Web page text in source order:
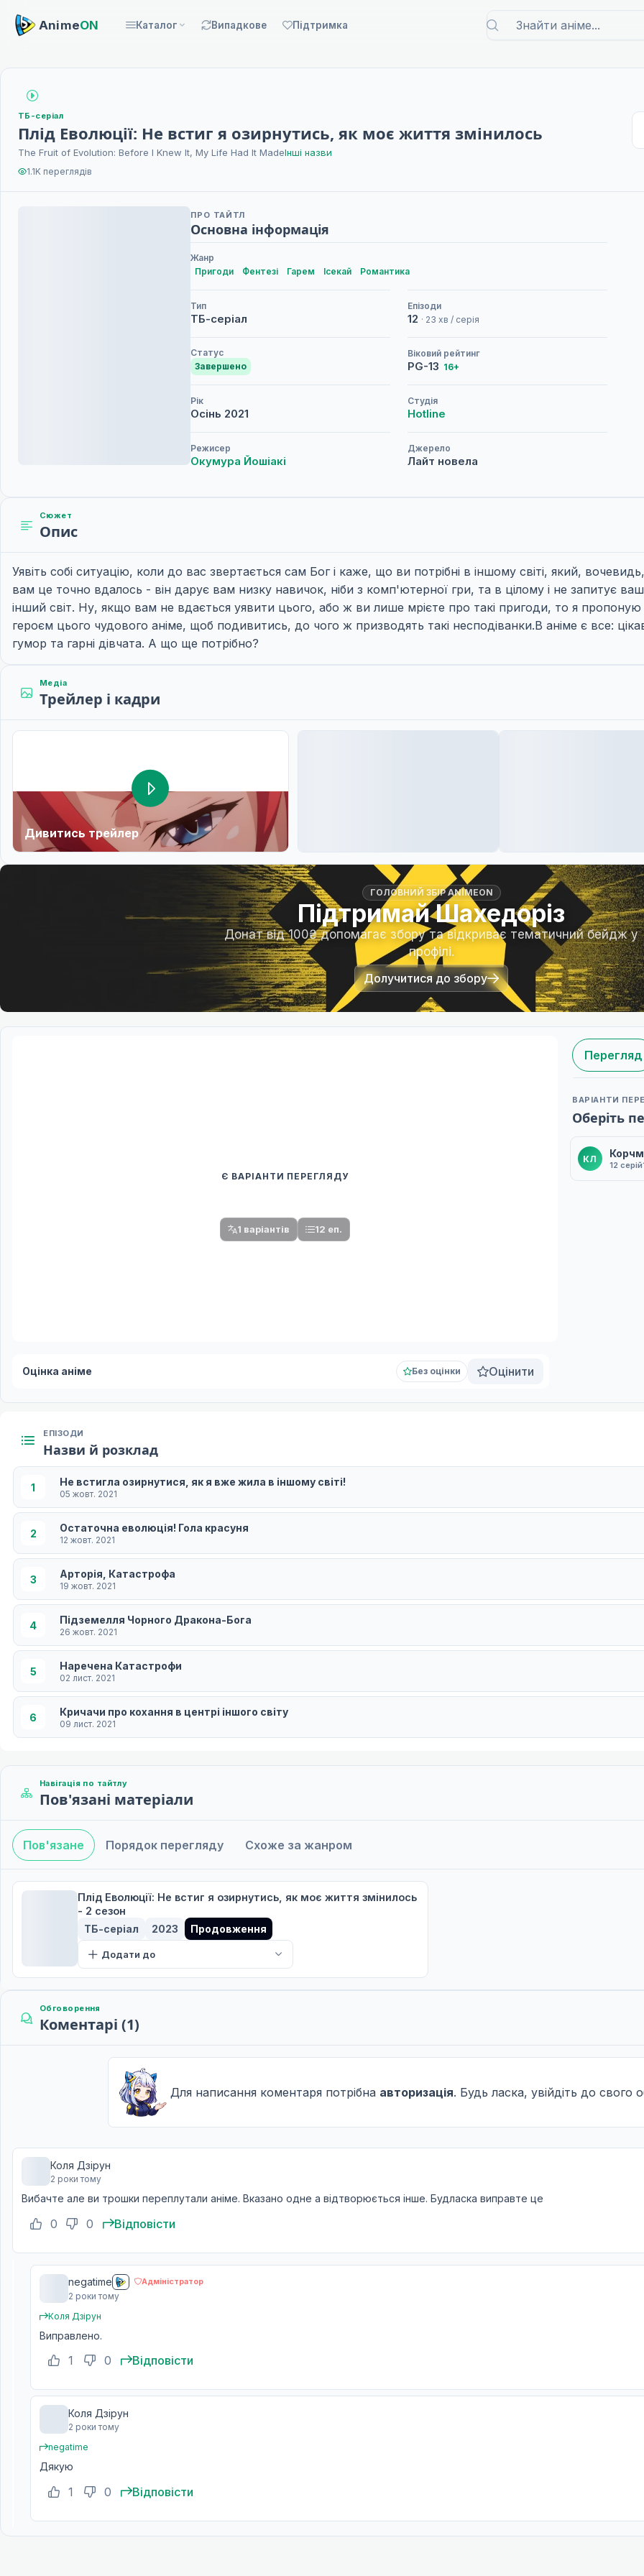
AnimeON Каталог Випадкове Підтримка
ТБ-серіал
Плід Еволюції: Не встиг я озирнутись, як моє життя змінилось
The Fruit of Evolution: Before I Knew It, My Life Had It MadeІнші назви
1.1K переглядів
ПРО ТАЙТЛ
Основна інформація
Жанр
Пригоди
Фентезі Гарем Ісекай Романтика
Тип
ТБ-серіал
Епізоди
12 · 23 хв / серія
Статус
Завершено
Віковий рейтинг
PG-13 16+
Рік
Осінь 2021
Студія
Hotline
Режисер
Окумура Йошіакі
Джерело
Лайт новела
Сюжет
Опис
Уявіть собі ситуацію, коли до вас звертається сам Бог і каже, що ви потрібні в іншому світі, який,
вам це точно вдалось - він дарує вам низку навичок, ніби з комп'ютерної гри, та в цілому і не запитує
інший світ. Ну, якщо вам не вдається уявити цього, або ж ви лише мрієте про такі пригоди, то я пропоную
героєм цього чудового аніме, щоб подивитись, до чого ж призводять такі несподіванки.В аніме є все:
гумор та гарні дівчата. А що ще потрібно?
Медіа
Трейлер і кадри
Дивитись трейлер
ГОЛОВНИЙ ЗБІР ANIMEON
Підтримай Шахедоріз
Донат від 100₴ допомагає збору та відкриває тематичний бейдж у
профілі.
Долучитися до збору
Є ВАРІАНТИ ПЕРЕГЛЯДУ
1 варіантів 12 еп.
Оцінка аніме Без оцінки Оцінити
Перегляд
ВАРІАНТИ
Оберіть
КЛ
12 серій
ЕПІЗОДИ
Назви й розклад
1 Не встигла озирнутися, як я вже жила в іншому світі!
05 жовт. 2021
2 Остаточна еволюція! Гола красуня
12 жовт. 2021
3 Арторія, Катастрофа
19 жовт. 2021
4 Підземелля Чорного Дракона-Бога
26 жовт. 2021
5 Наречена Катастрофи
02 лист. 2021
6 Кричачи про кохання в центрі іншого світу
09 лист. 2021
Прекрасна Валькірія
Чорна кішка Оліга
30 лист. 2021
Повзуча імперія кайзера
07 груд. 2021
Монстри проти Божевільної Гільдії
14 груд. 2021
Навігація по тайтлу
Пов'язані матеріали
Пов'язане Порядок перегляду Схоже за жанром
Плід Еволюції: Не встиг я озирнутись, як моє життя змінилось
- 2 сезон
ТБ-серіал
2023 Продовження
Додати до
Обговорення
Коментарі (1)
Для написання коментаря потрібна авторизація. Будь ласка, увійдіть до свого
Коля Дзірун
2 роки тому
Вибачте але ви трошки переплутали аніме. Вказано одне а відтворюється інше. Будласка виправте це
0 0 Відповісти
negatime Адміністратор
2 роки тому
Коля Дзірун
Виправлено.
1 0 Відповісти
Коля Дзірун
2 роки тому
negatime
Дякую
1 0 Відповісти